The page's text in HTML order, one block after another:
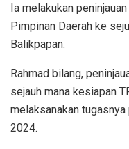
Ia melakukan
Pimpinan Daerah ke
Balikpapan.
Rahmad bilang,
sejauh mana kesiapan
melaksanakan
2024.